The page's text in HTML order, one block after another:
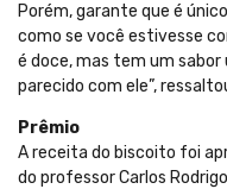
Porém, garante que é
como se você estivesse
é doce, mas tem um sabor
parecido com ele”,
Prêmio
A receita do biscoito foi
do professor Carlos